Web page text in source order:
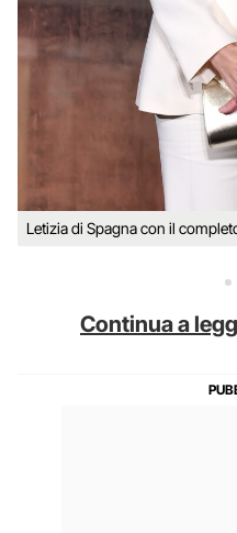
Letizia di Spagna con il
Continua a